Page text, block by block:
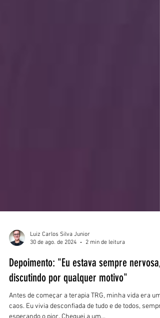
Luiz Carlos Silva Junior
30 de ago. de 2024
2 min de leitura
Depoimento: "Eu estava sempre nervosa,
discutindo por qualquer motivo"